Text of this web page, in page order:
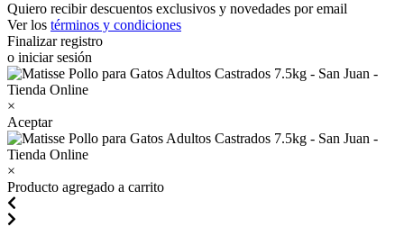
Quiero recibir descuentos exclusivos y novedades por email
Ver los términos y condiciones
Finalizar registro
o iniciar sesión
×
Aceptar
×
Producto agregado a carrito